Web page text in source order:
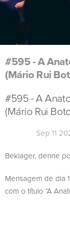
#595 - A
(Mário Rui
#595 - A
(Mário Rui
Sep 11
Beklager, denne
Mensagem de dia
com o título “A